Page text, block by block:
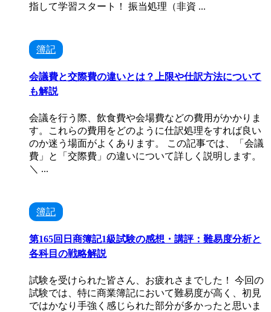
指して学習スタート！ 振当処理（非資 ...
簿記
会議費と交際費の違いとは？上限や仕訳方法について
も解説
会議を行う際、飲食費や会場費などの費用がかかりま
す。これらの費用をどのように仕訳処理をすれば良い
のか迷う場面がよくあります。 この記事では、「会議
費」と「交際費」の違いについて詳しく説明します。
＼ ...
簿記
第165回日商簿記1級試験の感想・講評：難易度分析と
各科目の戦略解説
試験を受けられた皆さん、お疲れさまでした！ 今回の
試験では、特に商業簿記において難易度が高く、初見
ではかなり手強く感じられた部分が多かったと思いま